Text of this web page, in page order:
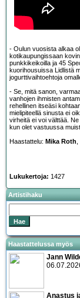
- Oulun vuosista alkaa
kotikaupungissaan
punkkikeikoilla ja 45
kuorihousuissa Lidlistä
jogurttivaihtoehtoja
- Se, mitä sanon,
vanhojen ihmisten
rehellinen itseäsi
mielipiteellä sinusta ei
virheitä ei voi välttää.
kun olet vastuussa
Haastattelu: Mika Roth,
Lukukertoja: 1427
Artistihaku
Haastattelussa myös
Jann
Anastus